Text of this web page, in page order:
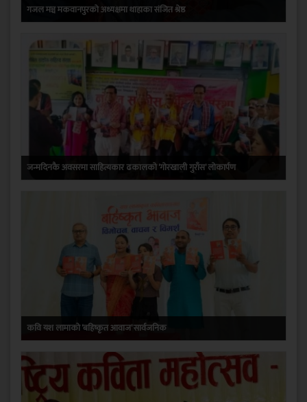
गजल मञ्च मकवानपुरको अध्यक्षमा थाहाका संजित श्रेष्ठ
जन्मदिनकै अवसरमा साहित्यकार ढकालको ‘गोरखाली गुराँस’ लोकार्पण
कवि यश लामाको ‘बहिष्कृत आवाज’ सार्वजनिक